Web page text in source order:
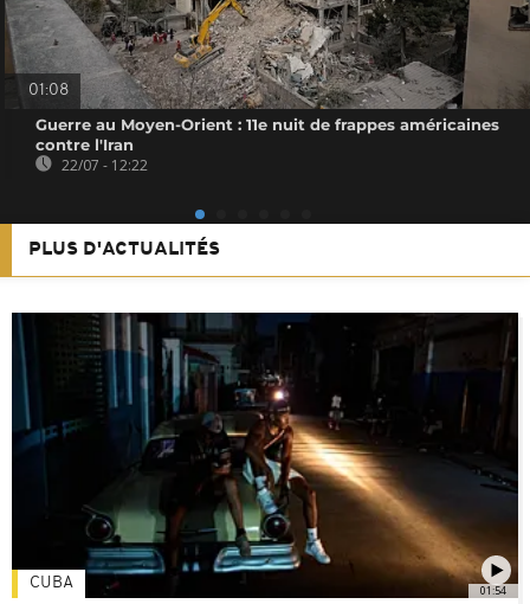
01:08
Guerre au Moyen-Orient : 11e nuit de frappes américaines
contre l'Iran
22/07 - 12:22
PLUS D'ACTUALITÉS
01:54
CUBA